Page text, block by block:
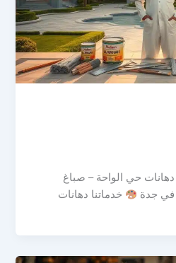
حي الواحة – صباغ
في جدة
خدماتنا دهانات